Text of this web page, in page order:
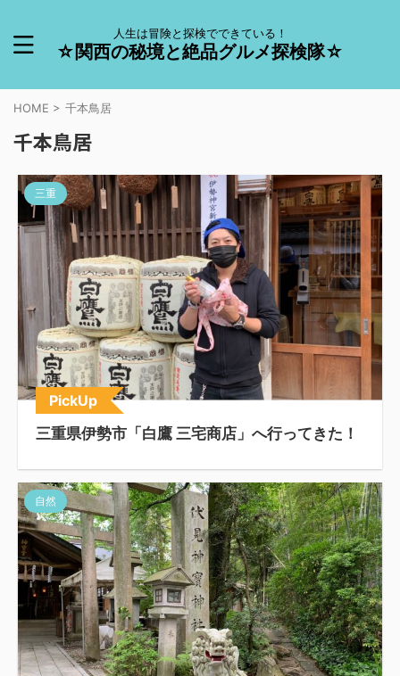
人生は冒険と探検でできている！
☆関西の秘境と絶品グルメ探検隊☆
HOME > 千本鳥居
千本鳥居
三重
PickUp
三重県伊勢市「白鷹 三宅商店」へ行ってきた！
自然